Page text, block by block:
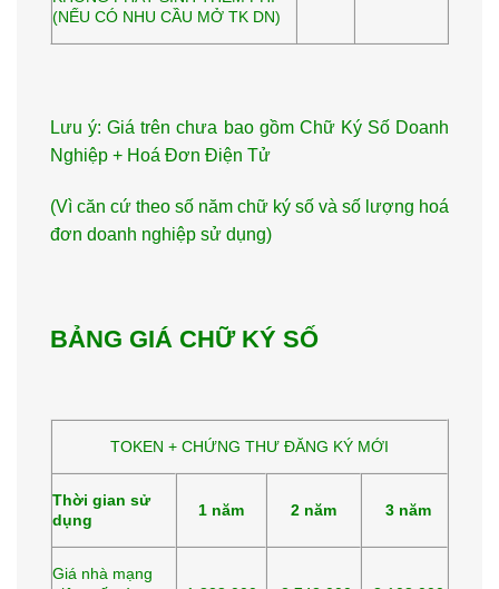
(NẾU CÓ NHU CẦU MỞ TK DN)
Lưu ý: Giá trên chưa bao gồm Chữ Ký Số Doanh
Nghiệp + Hoá Đơn Điện Tử
(Vì căn cứ theo số năm chữ ký số và số lượng hoá
đơn doanh nghiệp sử dụng)
BẢNG GIÁ CHỮ KÝ SỐ
TOKEN + CHỨNG THƯ ĐĂNG KÝ MỚI
Thời gian sử
dụng
1 năm 2 năm 3 năm
Giá nhà mạng